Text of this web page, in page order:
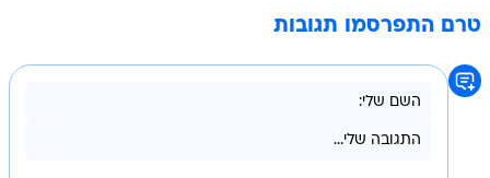
טרם התפרסמו תגובות